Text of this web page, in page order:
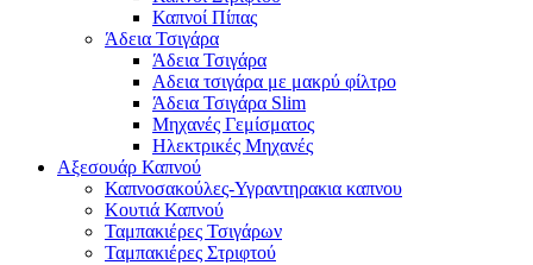
Καπνοί Πίπας
Άδεια Τσιγάρα
Άδεια Τσιγάρα
Αδεια τσιγάρα με μακρύ φίλτρο
Άδεια Τσιγάρα Slim
Μηχανές Γεμίσματος
Ηλεκτρικές Μηχανές
Αξεσουάρ Καπνού
Καπνοσακούλες-Υγραντηρακια καπνου
Κουτιά Καπνού
Ταμπακιέρες Τσιγάρων
Ταμπακιέρες Στριφτού